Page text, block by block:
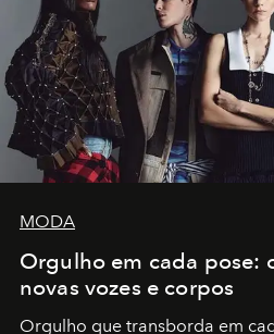
MODA
Orgulho em cada pose:
novas vozes e corpos
Orgulho que transborda em